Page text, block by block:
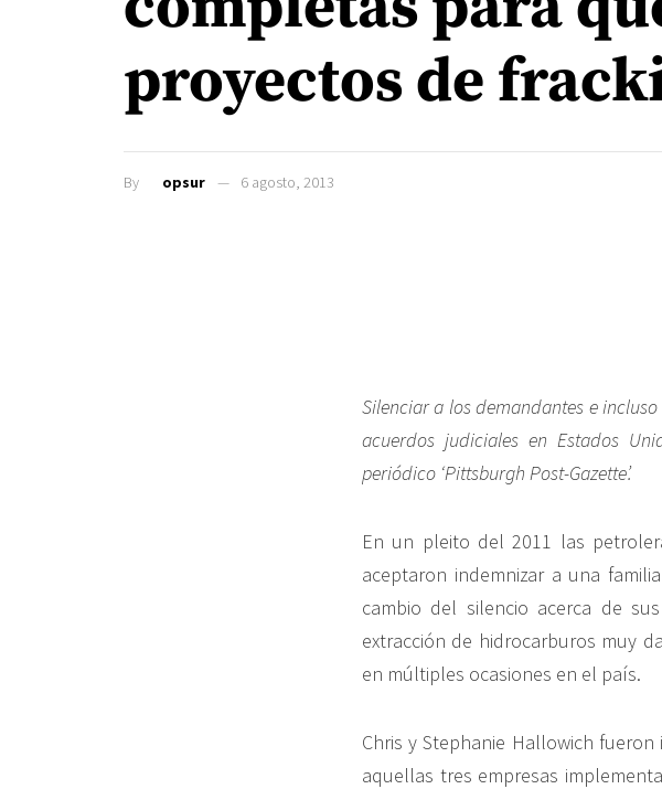
proyectos de
By opsur 6 agosto, 2013
Silenciar a los demandantes e
acuerdos judiciales en Estados
periódico ‘Pittsburgh Post-Gazette’.
En un pleito del 2011 las
aceptaron indemnizar a una
cambio del silencio acerca de
extracción de hidrocarburos muy
en múltiples ocasiones en el país.
Chris y Stephanie Hallowich
aquellas tres empresas